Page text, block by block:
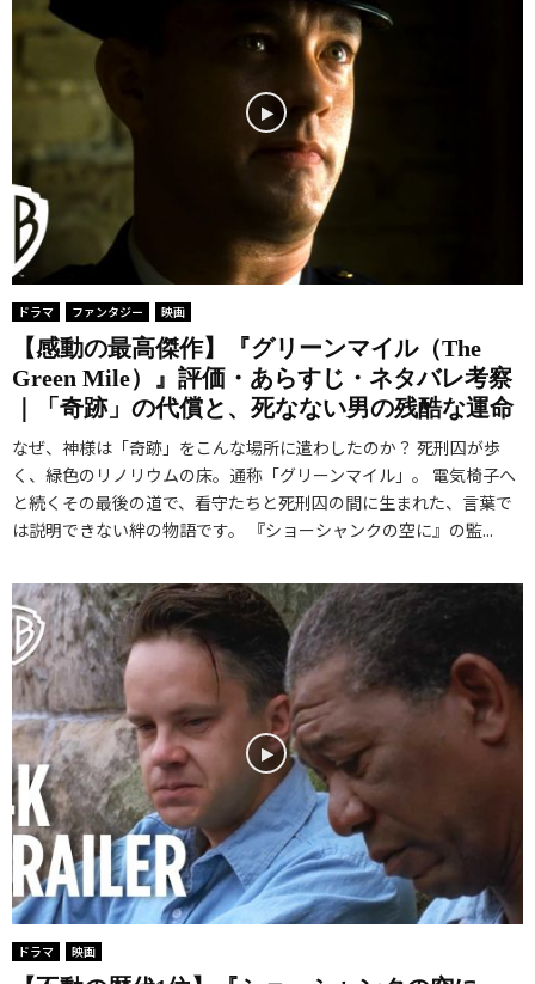
ドラマ ファンタジー 映画
【感動の最高傑作】『グリーンマイル（The
Green Mile）』評価・あらすじ・ネタバレ考察
｜「奇跡」の代償と、死なない男の残酷な運命
なぜ、神様は「奇跡」をこんな場所に遣わしたのか？ 死刑囚が歩
く、緑色のリノリウムの床。通称「グリーンマイル」。 電気椅子へ
と続くその最後の道で、看守たちと死刑囚の間に生まれた、言葉で
は説明できない絆の物語です。 『ショーシャンクの空に』の監...
ドラマ 映画